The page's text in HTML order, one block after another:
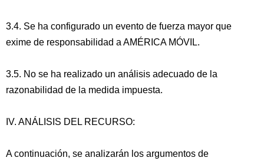
3.4. Se ha configurado un evento de fuerza mayor que
exime de responsabilidad a AMÉRICA MÓVIL.
3.5. No se ha realizado un análisis adecuado de la
razonabilidad de la medida impuesta.
IV. ANÁLISIS DEL RECURSO:
A continuación, se analizarán los argumentos de